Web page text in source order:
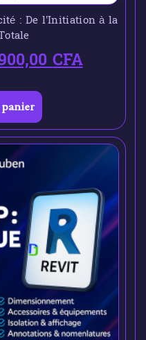
: De l’Initiation à la
CFA
panier